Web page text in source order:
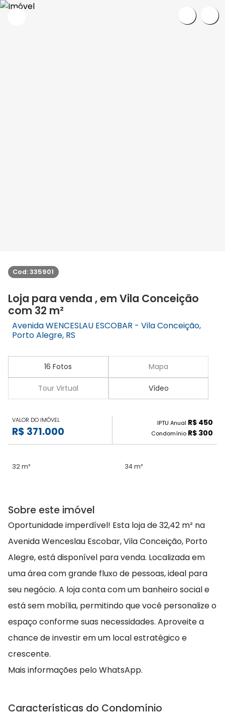
Cod: 335901
Loja para venda , em Vila Conceição
com 32 m²
Avenida WENCESLAU ESCOBAR - Vila Conceição,
Porto Alegre, RS
16 Fotos Mapa
Tour Virtual Vídeo
VALOR DO IMÓVEL
R$ 371.000
IPTU Anual R$ 450
Condomínio R$ 300
32 m² 34 m²
Sobre este imóvel
Oportunidade imperdível! Esta loja de 32,42 m² na
Avenida Wenceslau Escobar, Vila Conceição, Porto
Alegre, está disponível para venda. Localizada em
uma área com grande fluxo de pessoas, ideal para
seu negócio. A loja conta com um banheiro social e
está sem mobília, permitindo que você personalize o
espaço conforme suas necessidades. Aproveite a
chance de investir em um local estratégico e
crescente.
Mais informações pelo WhatsApp.
Características do Condomínio